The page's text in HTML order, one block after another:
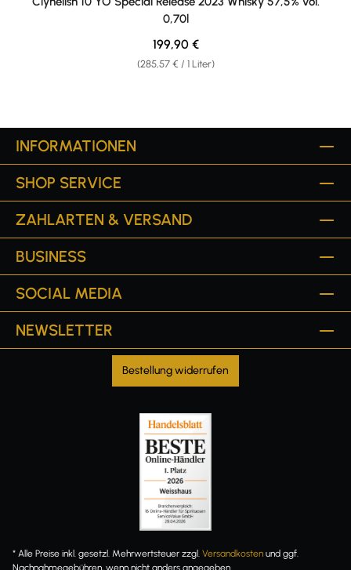
0,70l
(285,57 € / 1 Liter)
Regulärer Preis:
199,90 €
INFORMATIONEN
SHOP SERVICE
ZAHLARTEN & VERSAND
BUSINESS
SOCIAL MEDIA
NEWSLETTER
Bestellung widerrufen
* Alle Preise inkl. gesetzl. Mehrwertsteuer zzgl. Versandkosten und ggf.
Nachnahmegebühren, wenn nicht anders angegeben.